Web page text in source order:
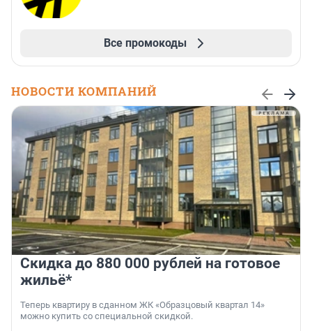
Все промокоды
НОВОСТИ КОМПАНИЙ
Скидка до 880 000 рублей на готовое
жильё*
Теперь квартиру в сданном ЖК «Образцовый квартал 14»
можно купить со специальной скидкой.